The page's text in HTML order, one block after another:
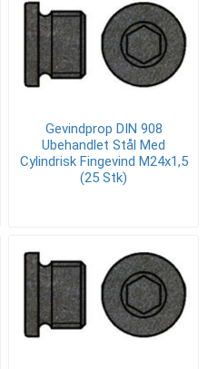
Gevindprop DIN 908
Ubehandlet Stål Med
Cylindrisk Fingevind M24x1,5
(25 Stk)